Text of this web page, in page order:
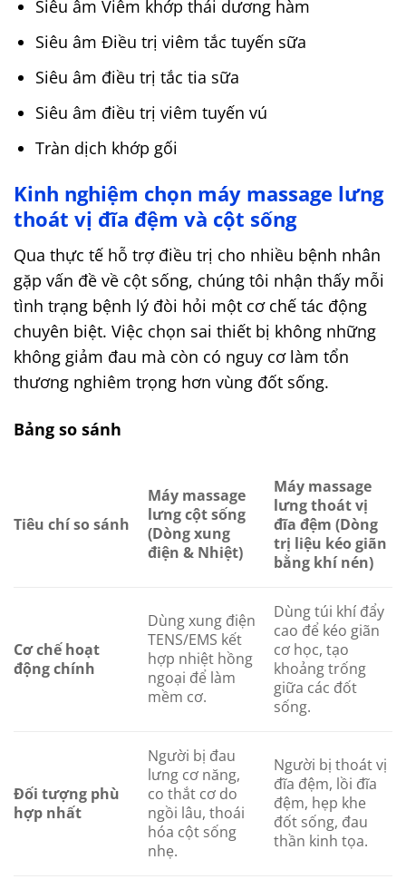
Siêu âm Viêm khớp thái dương hàm
Siêu âm Điều trị viêm tắc tuyến sữa
Siêu âm điều trị tắc tia sữa
Siêu âm điều trị viêm tuyến vú
Tràn dịch khớp gối
Kinh nghiệm chọn máy massage lưng
thoát vị đĩa đệm và cột sống
Qua thực tế hỗ trợ điều trị cho nhiều bệnh nhân
gặp vấn đề về cột sống, chúng tôi nhận thấy mỗi
tình trạng bệnh lý đòi hỏi một cơ chế tác động
chuyên biệt. Việc chọn sai thiết bị không những
không giảm đau mà còn có nguy cơ làm tổn
thương nghiêm trọng hơn vùng đốt sống.
Bảng so sánh
Tiêu chí so sánh
Máy massage
lưng cột sống
(Dòng xung
điện & Nhiệt)
Máy massage
lưng thoát vị
đĩa đệm (Dòng
trị liệu kéo giãn
bằng khí nén)
Cơ chế hoạt
động chính
Dùng xung điện
TENS/EMS kết
hợp nhiệt hồng
ngoại để làm
mềm cơ.
Dùng túi khí đẩy
cao để kéo giãn
cơ học, tạo
khoảng trống
giữa các đốt
sống.
Đối tượng phù
hợp nhất
Người bị đau
lưng cơ năng,
co thắt cơ do
ngồi lâu, thoái
hóa cột sống
nhẹ.
Người bị thoát vị
đĩa đệm, lồi đĩa
đệm, hẹp khe
đốt sống, đau
thần kinh tọa.